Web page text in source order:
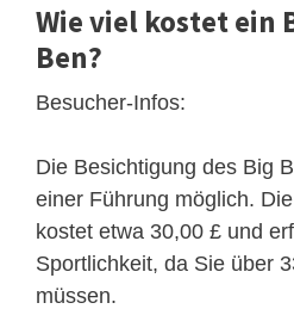
Wie viel kostet ein
Ben?
Besucher-Infos:
Die Besichtigung des Big
einer Führung möglich.
kostet etwa 30,00 £ und
Sportlichkeit, da Sie über
müssen.